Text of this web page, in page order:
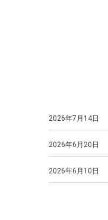
2026年7月14日
2026年6月20日
2026年6月10日